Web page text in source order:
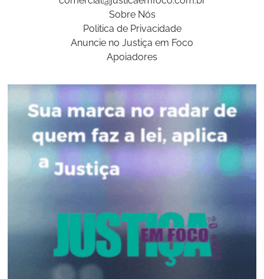
Sobre Nós
Politica de Privacidade
Anuncie no Justiça em Foco
Apoiadores